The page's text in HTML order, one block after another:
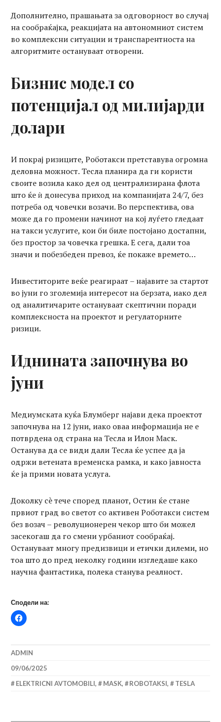
Дополнително, прашањата за одговорност во случај
на сообраќајка, реакцијата на автономниот систем
во комплексни ситуации и транспарентноста на
алгоритмите остануваат отворени.
Бизнис модел со
потенцијал од милијарди
долари
И покрај ризиците, Роботакси претставува огромна
деловна можност. Тесла планира да ги користи
своите возила како дел од централизирана флота
што ќе ѝ донесува приход на компанијата 24/7, без
потреба од човечки возачи. Во перспектива, ова
може да го промени начинот на кој луѓето гледаат
на такси услугите, кои би биле постојано достапни,
без простор за човечка грешка. Е сега, дали тоа
значи и побезбеден превоз, ќе покаже времето…
Инвеститорите веќе реагираат – најавите за стартот
во јуни го зголемија интересот на берзата, иако дел
од аналитичарите остануваат скептични поради
комплексноста на проектот и регулаторните
ризици.
Иднината започнува во
јуни
Медиумската куќа Блумберг најави дека проектот
започнува на 12 јуни, иако оваа информација не е
потврдена од страна на Тесла и Илон Маск.
Останува да се види дали Тесла ќе успее да ја
одржи ветената временска рамка, и како јавноста
ќе ја прими новата услуга.
Доколку сè тече според планот, Остин ќе стане
првиот град во светот со активен Роботакси систем
без возач – револуционерен чекор што би можел
засекогаш да го смени урбаниот сообраќај.
Остануваат многу предизвици и етички дилеми, но
тоа што до пред неколку години изгледаше како
научна фантастика, полека станува реалност.
Сподели на:
ADMIN
09/06/2025
ELEKTRICNI AVTOMOBILI, MASK, ROBOTAKSI, TESLA